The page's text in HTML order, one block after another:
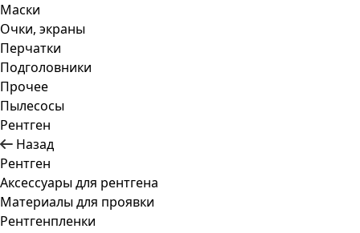
Маски
Очки, экраны
Перчатки
Подголовники
Прочее
Пылесосы
Рентген
Назад
Рентген
Аксессуары для рентгена
Материалы для проявки
Рентгенпленки